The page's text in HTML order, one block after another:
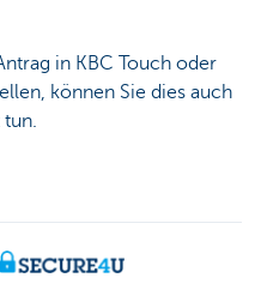
in KBC Touch oder
können Sie dies auch